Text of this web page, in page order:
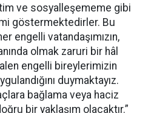
ve sosyalleşememe gibi
göstermektedirler. Bu
engelli vatandaşımızın,
olmak zaruri bir hâl
engelli bireylerimizin
duymaktayız.
bağlama veya haciz
bir yaklaşım olacaktır.”